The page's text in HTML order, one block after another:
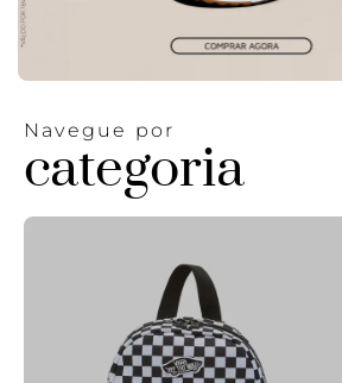
Navegue por
categoria